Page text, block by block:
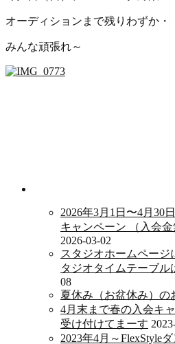
オーディションまで残りわずか・
みんな頑張れ～
2026年3月1日〜4月30
キャンペーン （入会金
2026-03-02
スタジオホームページ
タジオタイムテーブル
08
夏休み（お盆休み）の
4月末まで春の入会キ
受け付けてまーす
2023年4月～FlexStyle